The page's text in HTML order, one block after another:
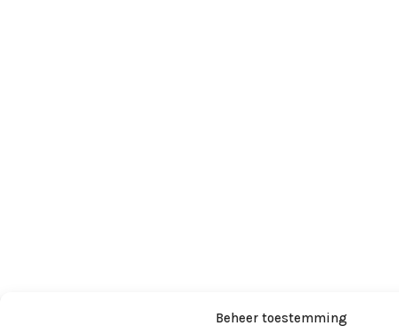
Beheer toestemming